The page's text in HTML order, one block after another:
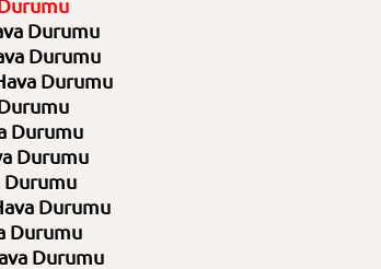
2026
/22⁰C
/ %83
353 / 7 KM/S - 165
yağmur
:açık
Durumu
Durumu
Durumu
Durumu
Durumu
Durumu
Durumu
Durumu
Durumu